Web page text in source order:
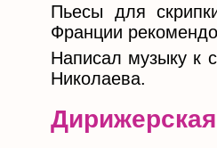
Пьесы для
Франции
Написал музыку к
Николаева.